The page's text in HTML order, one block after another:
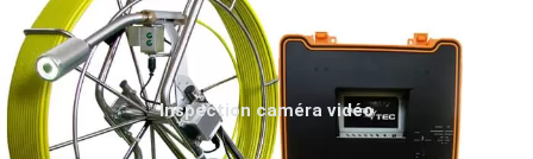
Inspection caméra vidéo